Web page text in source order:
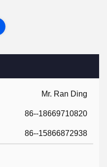
Mr. Ran Ding
86--18669710820
86--15866872938